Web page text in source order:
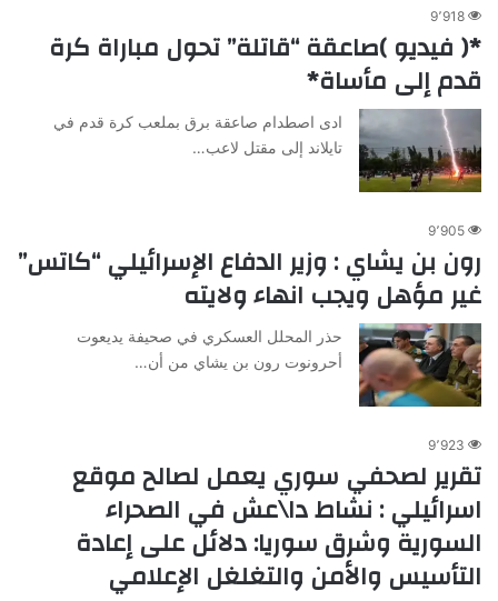
9٬918
*( فيديو )صاعقة “قاتلة” تحول مباراة كرة
قدم إلى مأساة*
ادى اصطدام صاعقة برق بملعب كرة قدم في
تايلاند إلى مقتل لاعب…
9٬905
رون بن يشاي : وزير الدفاع الإسرائيلي “كاتس”
غير مؤهل ويجب انهاء ولايته
حذر المحلل العسكري في صحيفة يديعوت
أحرونوت رون بن يشاي من أن…
9٬923
تقرير لصحفي سوري يعمل لصالح موقع
اسرائيلي : نشاط دا\عش في الصحراء
السورية وشرق سوريا: دلائل على إعادة
التأسيس والأمن والتغلغل الإعلامي